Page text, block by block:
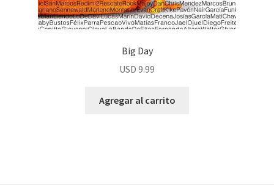
Big Day
USD 9.99
Agregar al carrito